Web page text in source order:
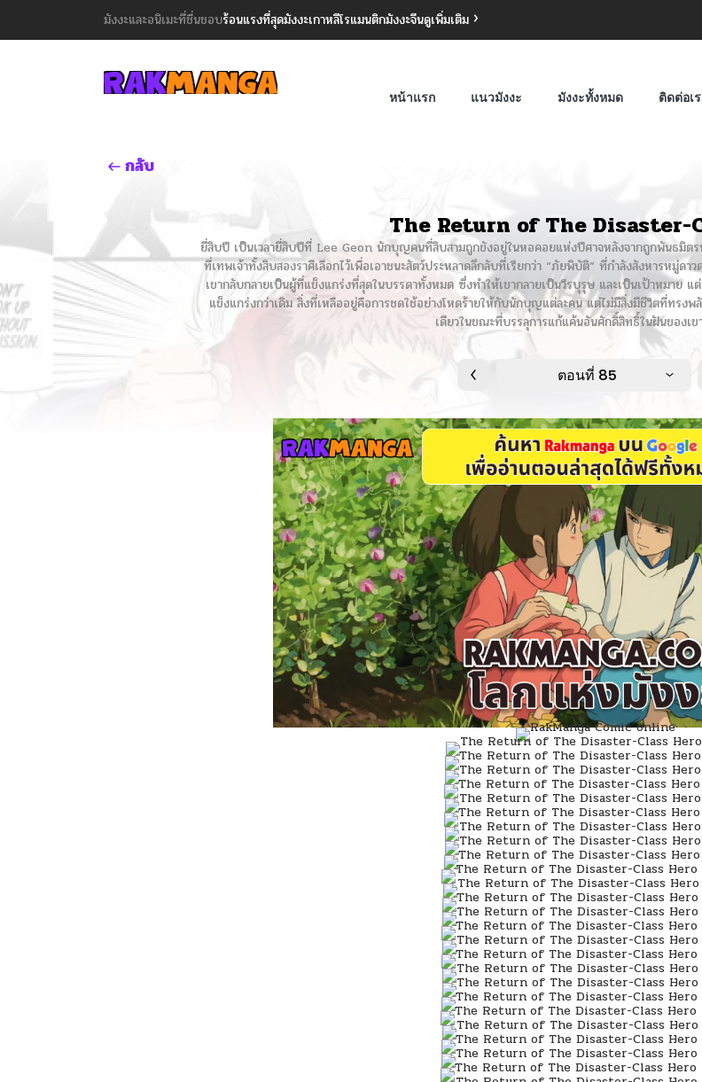
มังงะและอนิเมะที่ชื่นชอบร้อนแรงที่สุดมังงะเกาหลีโรแมนติกมังงะจีนดูเพิ่มเติม
หน้าแรก แนวมังงะ มังงะทั้งหมด ติดต่อเ
กลับ
The Return of The Disaster-
ยี่สิบปี เป็นเวลายี่สิบปีที่ Lee Geon นักบุญคนที่สิบสามถูกขังอยู่ในหอคอยแห่งปีศาจหลังจากถูกพันธมิ
ที่เทพเจ้าทั้งสิบสองราศีเลือกไว้เพื่อเอาชนะสัตว์ประหลาดลึกลับที่เรียกว่า “ภัยพิบัติ” ที่กำลังสังหารหมู่ด
เขากลับกลายเป็นผู้ที่แข็งแกร่งที่สุดในบรรดาทั้งหมด ซึ่งทำให้เขากลายเป็นวีรบุรุษ และเป็นเป้าหมาย
แข็งแกร่งกว่าเดิม สิ่งที่เหลืออยู่คือการชดใช้อย่างโหดร้ายให้กับนักบุญแต่ละคน แต่ไม่มีสิ่งมีชีวิตที่ทรงพ
เดียวในขณะที่บรรลุการแก้แค้นอันศักดิ์สิทธิ์ในฝันของเข
ตอนที่ 85